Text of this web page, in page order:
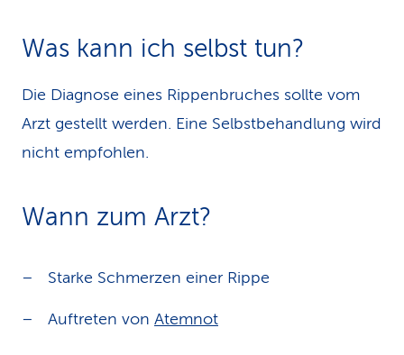
Was kann ich selbst tun?
Die Diagnose eines Rippenbruches sollte vom
Arzt gestellt werden. Eine Selbstbehandlung wird
nicht empfohlen.
Wann zum Arzt?
Starke Schmerzen einer Rippe
Auftreten von Atemnot